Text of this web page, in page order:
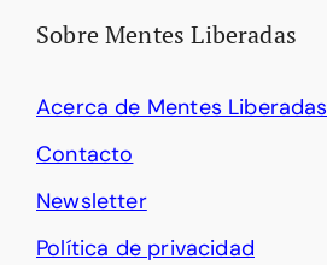
Sobre Mentes Liberadas
Acerca de Mentes Liberadas
Contacto
Newsletter
Política de privacidad